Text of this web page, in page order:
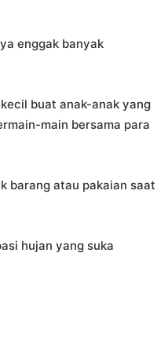
enggak banyak
buat anak-anak yang
main bersama para
barang atau pakaian saat
hujan yang suka